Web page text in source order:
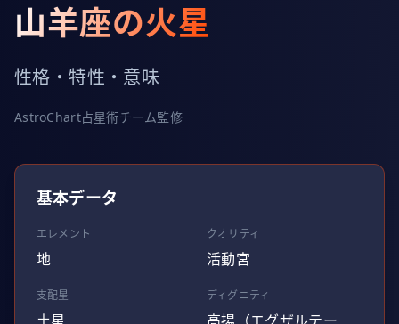
山羊座の火星
性格・特性・意味
AstroChart占星術チーム監修
基本データ
エレメント
地
クオリティ
活動宮
支配星 ディグニティ